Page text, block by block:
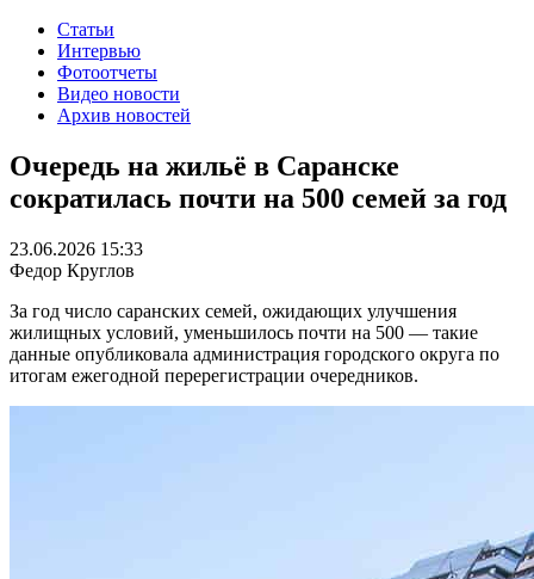
Статьи
Интервью
Фотоотчеты
Видео новости
Архив новостей
Очередь на жильё в Саранске
сократилась почти на 500 семей за год
23.06.2026 15:33
Федор Круглов
За год число саранских семей, ожидающих улучшения
жилищных условий, уменьшилось почти на 500 — такие
данные опубликовала администрация городского округа по
итогам ежегодной перерегистрации очередников.